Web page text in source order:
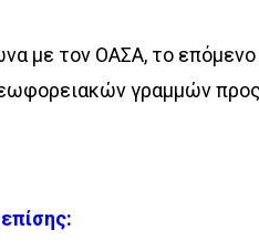
με τον ΟΑΣΑ, το
γραμμών προς